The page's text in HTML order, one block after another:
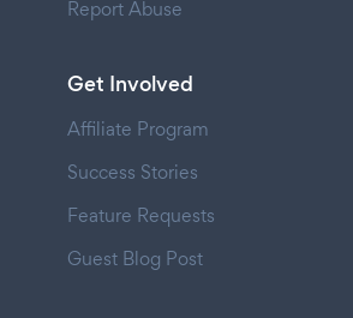
Report Abuse
Get Involved
Affiliate Program
Success Stories
Feature Requests
Guest Blog Post